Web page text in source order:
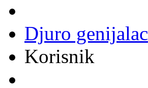
Djuro genijalac
Korisnik